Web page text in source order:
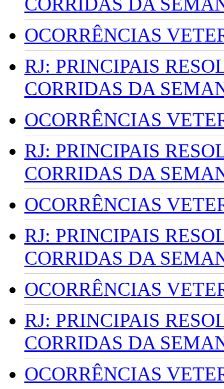
OCORRÊNCIAS
RJ: PRINCIPAIS
CORRIDAS DA
OCORRÊNCIAS
RJ: PRINCIPAIS
CORRIDAS DA
OCORRÊNCIAS
RJ: PRINCIPAIS
CORRIDAS DA
OCORRÊNCIAS
RJ: PRINCIPAIS
CORRIDAS DA
OCORRÊNCIAS